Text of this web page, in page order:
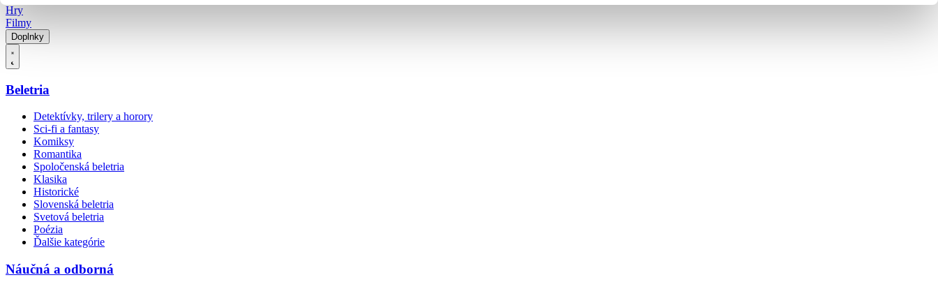
Hry
Filmy
Doplnky
Beletria
Detektívky, trilery a horory
Sci-fi a fantasy
Komiksy
Romantika
Spoločenská beletria
Klasika
Historické
Slovenská beletria
Svetová beletria
Poézia
Ďalšie kategórie
Náučná a odborná